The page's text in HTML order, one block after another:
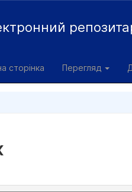
сторінка Перегляд